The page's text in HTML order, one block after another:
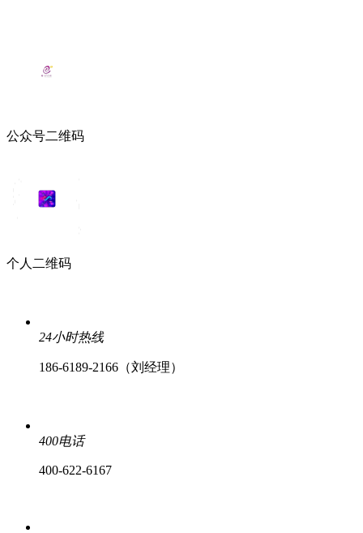
公众号二维码
个人二维码
24小时热线
186-6189-2166（刘经理）
400电话
400-622-6167